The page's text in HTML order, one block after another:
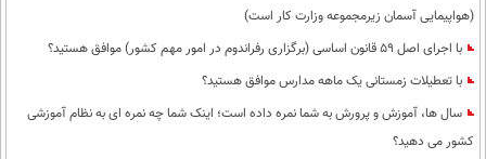
(هواپیمایی آسمان زیرمجموعه وزارت کار است)
با اجرای اصل 59 قانون اساسی (برگزاری رفراندوم در امور مهم کشور) موافق هستید؟
با تعطیلات زمستانی یک ماهه مدارس موافق هستید؟
سال ها، آموزش و پرورش به شما نمره داده است؛ اینک شما چه نمره ای به نظام آموزشی
کشور می دهید؟